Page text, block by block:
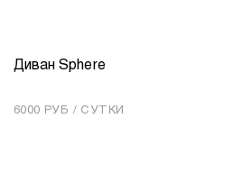
КОЛИЧЕСТВО
Диван Sphere
6000 РУБ / СУТКИ